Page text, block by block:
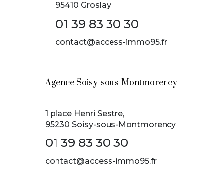
95410 Groslay
01 39 83 30 30
contact@access-immo95.fr
Agence Soisy-sous-Montmorency
1 place Henri Sestre,
95230 Soisy-sous-Montmorency
01 39 83 30 30
contact@access-immo95.fr